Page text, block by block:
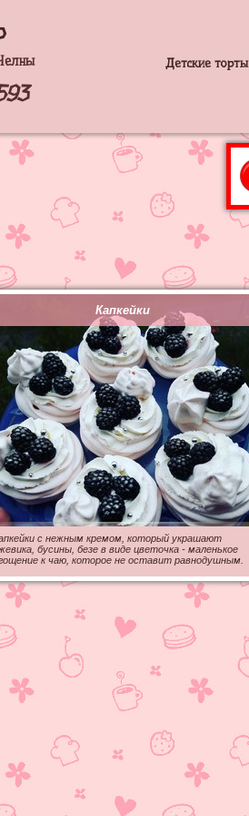
Детские торты
Капкейки
с нежным кремом, который украшают
бусины, безе в виде цветочка - маленькое
к чаю, которое не оставит равнодушным.